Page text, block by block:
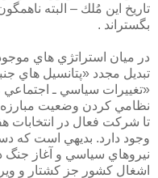
تاريخ اين مُلك – البته
بگستراند .
در ميان استراتژي هاي
تبديل مجدد «پتانسيل هاي
«تغييرات سياسي ـ
نظامي كردن وضعيت مبارزه
تا شركت فعال در
وجود دارد. بديهي است كه
نيروهاي سياسي و آغاز
اشغال كشور جز كشتار و